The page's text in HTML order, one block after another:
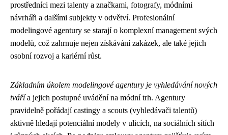
prostředníci mezi talenty a značkami, fotografy, módními
návrháři a dalšími subjekty v odvětví. Profesionální
modelingové agentury se starají o komplexní management svých
modelů, což zahrnuje nejen získávání zakázek, ale také jejich
osobní rozvoj a kariérní růst.
Základním úkolem modelingové agentury je vyhledávání nových
tvářía jejich postupné uvádění na módní trh. Agentury
pravidelně pořádají castingy a scouts (vyhledávači talentů)
aktivně hledají potenciální modely v ulicích, na sociálních sítích